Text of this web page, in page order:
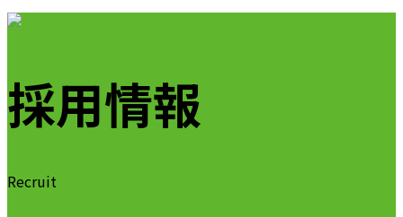
採用情報
Recruit